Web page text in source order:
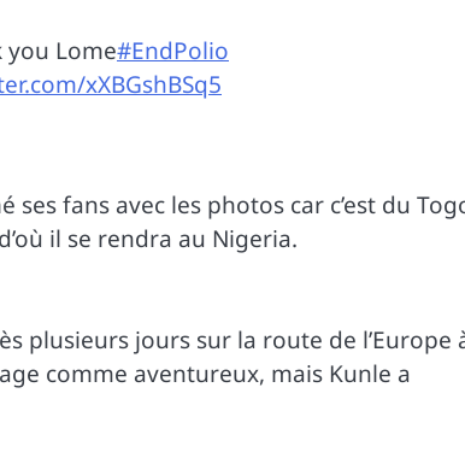
Lome#EndPolio
xXBGshBSq5
fans avec les photos car c’est du
il se rendra au Nigeria.
plusieurs jours sur la route de l’Europe
comme aventureux, mais Kunle a